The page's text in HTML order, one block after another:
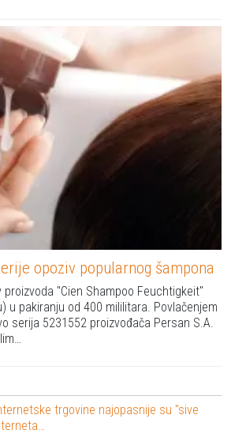
opoziv popularnog šampona
proizvoda "Cien Shampoo Feuchtigkeit"
u pakiranju od 400 mililitara. Povlačenjem
serija 5231552 proizvođača Persan S.A.
trgovine najopasnije su "sive